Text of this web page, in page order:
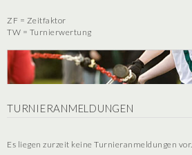
ZF = Zeitfaktor
TW = Turnierwertung
TURNIERANMELDUNGEN
Es liegen zurzeit keine Turnieranmeldungen vor.